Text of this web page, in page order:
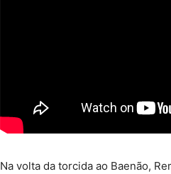
Na volta da torcida ao Baenão,